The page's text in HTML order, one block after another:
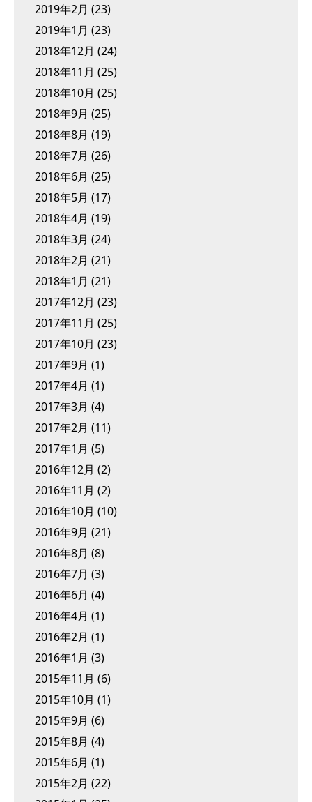
2019年2月 (23)
2019年1月 (23)
2018年12月 (24)
2018年11月 (25)
2018年10月 (25)
2018年9月 (25)
2018年8月 (19)
2018年7月 (26)
2018年6月 (25)
2018年5月 (17)
2018年4月 (19)
2018年3月 (24)
2018年2月 (21)
2018年1月 (21)
2017年12月 (23)
2017年11月 (25)
2017年10月 (23)
2017年9月 (1)
2017年4月 (1)
2017年3月 (4)
2017年2月 (11)
2017年1月 (5)
2016年12月 (2)
2016年11月 (2)
2016年10月 (10)
2016年9月 (21)
2016年8月 (8)
2016年7月 (3)
2016年6月 (4)
2016年4月 (1)
2016年2月 (1)
2016年1月 (3)
2015年11月 (6)
2015年10月 (1)
2015年9月 (6)
2015年8月 (4)
2015年6月 (1)
2015年2月 (22)